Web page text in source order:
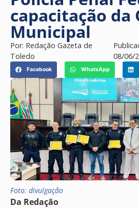
capacitação da
Municipal
Por: Redação Gazeta de
Toledo
08/06/
Facebook WhatsApp
Foto: divulgação
Da Redação